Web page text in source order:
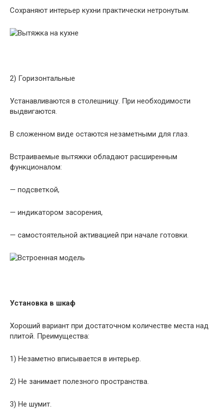
Сохраняют интерьер кухни практически нетронутым.
2) Горизонтальные
Устанавливаются в столешницу. При необходимости
выдвигаются.
В сложенном виде остаются незаметными для глаз.
Встраиваемые вытяжки обладают расширенным
функционалом:
— подсветкой,
— индикатором засорения,
— самостоятельной активацией при начале готовки.
Установка в шкаф
Хороший вариант при достаточном количестве места над
плитой. Преимущества:
1) Незаметно вписывается в интерьер.
2) Не занимает полезного пространства.
3) Не шумит.